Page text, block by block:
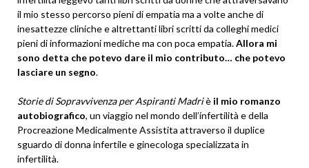
il mio stesso percorso pieni di empatia ma a volte anche di
inesattezze cliniche e altrettanti libri scritti da colleghi medici
pieni di informazioni mediche ma con poca empatia.Allora mi
sono detta che potevo dare il mio contributo… che potevo
lasciare un segno.
Storie di Sopravvivenza per Aspiranti Madriè il mio romanzo
autobiografico, un viaggio nel mondo dell’infertilità e della
Procreazione Medicalmente Assistita attraverso il duplice
sguardo di donna infertile e ginecologa specializzata in
infertilità.